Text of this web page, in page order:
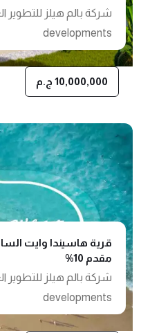
10,000,000 ج.م
developments
مقدم 10%
developments